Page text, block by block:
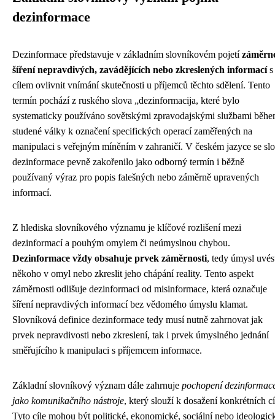
dezinformace
Dezinformace představuje v základním slovníkovém pojetí
šíření nepravdivých, zavádějících nebo zkreslených informacís
cílem ovlivnit vnímání skutečnosti u příjemců těchto sdělení. Tento
termín pochází z ruského slova „dezinformacija, které bylo
systematicky používáno sovětskými zpravodajskými službami
studené války k označení specifických operací zaměřených na
manipulaci s veřejným míněním v zahraničí. V českém jazyce se
dezinformace pevně zakořenilo jako odborný termín i běžně
používaný výraz pro popis falešných nebo záměrně upravených
informací.
Z hlediska slovníkového významu je klíčové rozlišení mezi
dezinformací a pouhým omylem či neúmyslnou chybou.
Dezinformace vždy obsahuje prvek záměrnosti, tedy úmysl
někoho v omyl nebo zkreslit jeho chápání reality. Tento aspekt
záměrnosti odlišuje dezinformaci od misinformace, která označuje
šíření nepravdivých informací bez vědomého úmyslu klamat.
Slovníková definice dezinformace tedy musí nutně zahrnovat jak
prvek nepravdivosti nebo zkreslení, tak i prvek úmyslného jednání
směřujícího k manipulaci s příjemcem informace.
Základní slovníkový význam dále zahrnuje pochopení
jako komunikačního nástroje, který slouží k dosažení konkrétních
Tyto cíle mohou být politické, ekonomické, sociální nebo